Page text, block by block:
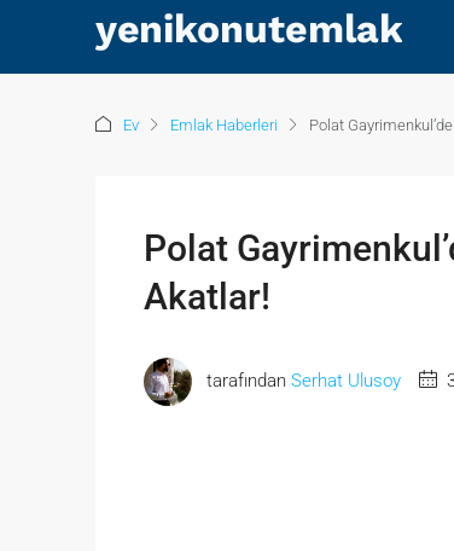
Ev Emlak Haberleri Polat
Polat
Akatlar!
tarafından Serhat Ulusoy